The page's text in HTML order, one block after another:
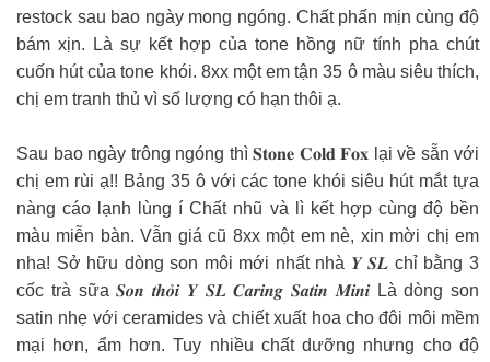
restock sau bao ngày mong ngóng. Chất phấn mịn cùng độ
bám xịn. Là sự kết hợp của tone hồng nữ tính pha chút
cuốn hút của tone khói. 8xx một em tận 35 ô màu siêu thích,
chị em tranh thủ vì số lượng có hạn thôi ạ.
Sau bao ngày trông ngóng thì 𝐒𝐭𝐨𝐧𝐞 𝐂𝐨𝐥𝐝 𝐅𝐨𝐱 lại về sẵn với
chị em rùi ạ!! Bảng 35 ô với các tone khói siêu hút mắt tựa
nàng cáo lạnh lùng í Chất nhũ và lì kết hợp cùng độ bền
màu miễn bàn. Vẫn giá cũ 8xx một em nè, xin mời chị em
nha! Sở hữu dòng son môi mới nhất nhà 𝒀 𝑺𝑳 chỉ bằng 3
cốc trà sữa 𝑺𝒐𝒏 𝒕𝒉𝒐̉𝒊 𝒀 𝑺𝑳 𝑪𝒂𝒓𝒊𝒏𝒈 𝑺𝒂𝒕𝒊𝒏 𝑴𝒊𝒏𝒊 Là dòng son
satin nhẹ với ceramides và chiết xuất hoa cho đôi môi mềm
mại hơn, ẩm hơn. Tuy nhiều chất dưỡng nhưng cho độ